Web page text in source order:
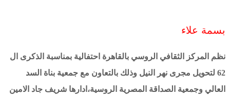
بسمة علاء
نظم المركز الثقافي الروسي بالقاهرة احتفالية بمناسبة الذكرى ال
62 لتحويل مجرى نهر النيل وذلك بالتعاون مع جمعية بناة السد
العالي وجمعية الصداقة المصرية الروسية،ادارها شريف جاد الامين